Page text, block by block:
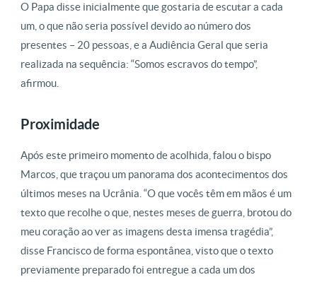
O Papa disse inicialmente que gostaria de escutar a cada
um, o que não seria possível devido ao número dos
presentes – 20 pessoas, e a Audiência Geral que seria
realizada na sequência: “Somos escravos do tempo”,
afirmou.
Proximidade
Após este primeiro momento de acolhida, falou o bispo
Marcos, que traçou um panorama dos acontecimentos dos
últimos meses na Ucrânia. “O que vocês têm em mãos é um
texto que recolhe o que, nestes meses de guerra, brotou do
meu coração ao ver as imagens desta imensa tragédia”,
disse Francisco de forma espontânea, visto que o texto
previamente preparado foi entregue a cada um dos